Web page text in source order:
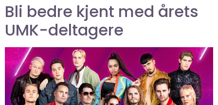
Bli bedre kjent med årets
UMK-deltagere